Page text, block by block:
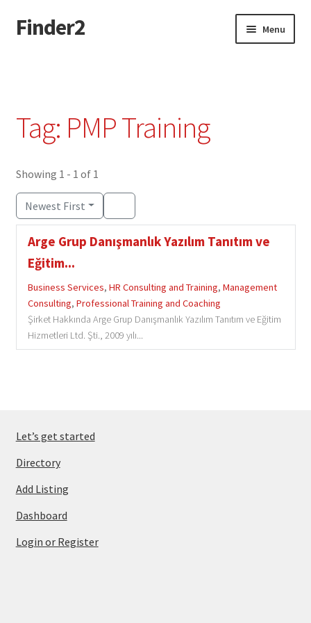
Skip
to
Skip
to
Finder2 Menu
Privacy Policy
Tag: PMP Training
Showing 1 - 1 of 1
Newest First
Arge Grup Danışmanlık Yazılım Tanıtım ve
Eğitim...
Business Services, HR Consulting and Training, Management
Consulting, Professional Training and Coaching
Şirket Hakkında Arge Grup Danışmanlık Yazılım Tanıtım ve Eğitim
Hizmetleri Ltd. Şti., 2009 yılı...
Let’s get started
Directory
Add Listing
Dashboard
Login or Register